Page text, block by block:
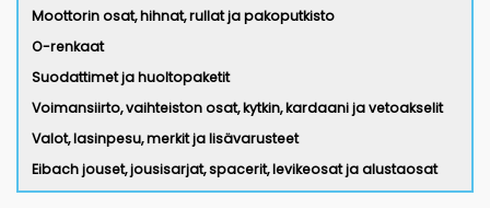
Moottorin osat, hihnat, rullat ja pakoputkisto
O-renkaat
Suodattimet ja huoltopaketit
Voimansiirto, vaihteiston osat, kytkin, kardaani ja vetoakselit
Valot, lasinpesu, merkit ja lisävarusteet
Eibach jouset, jousisarjat, spacerit, levikeosat ja alustaosat